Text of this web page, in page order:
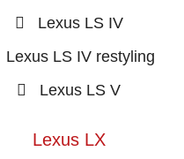
Lexus LS IV
Lexus LS IV restyling
Lexus LS V
Lexus LX